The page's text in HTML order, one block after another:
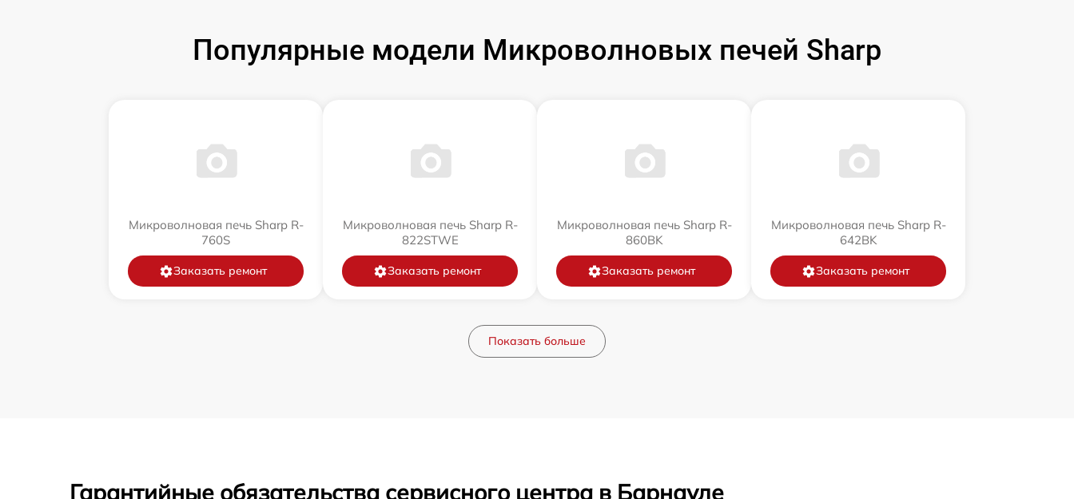
Популярные модели Микроволновых печей Sharp
Микроволновая печь Sharp R-
760S
Заказать ремонт
Микроволновая печь Sharp R-
822STWE
Заказать ремонт
Микроволновая печь Sharp R-
860BK
Заказать ремонт
Микроволновая печь Sharp R-
642BK
Заказать ремонт
Показать больше
Гарантийные обязательства сервисного центра в Барнауле